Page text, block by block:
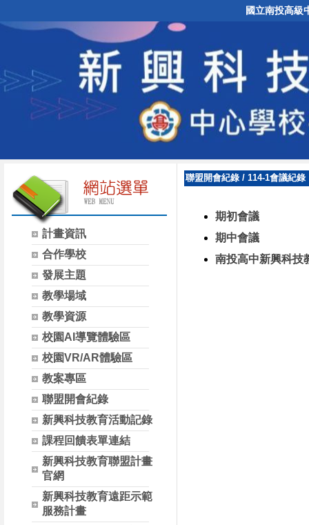
國立南投高級
計畫資訊
合作學校
發展主題
教學場域
教學資源
校園AI導覽體驗區
校園VR/AR體驗區
教案專區
聯盟開會紀錄
新興科技教育活動記錄
課程回饋表單連結
新興科技教育聯盟計畫
官網
新興科技教育遠距示範
服務計畫
聯盟開會紀錄/ 114-1會議紀錄
期初會議
期中會議
南投高中新興科技